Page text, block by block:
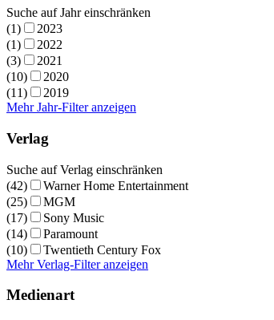
Suche auf Jahr einschränken
(1)
2023
(1)
2022
(3)
2021
(10)
2020
(11)
2019
Mehr Jahr-Filter anzeigen
Verlag
Suche auf Verlag einschränken
(42)
Warner Home Entertainment
(25)
MGM
(17)
Sony Music
(14)
Paramount
(10)
Twentieth Century Fox
Mehr Verlag-Filter anzeigen
Medienart